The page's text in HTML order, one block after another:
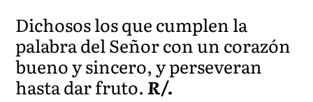
Dichosos los que cumplen la
palabra del Señor con un corazón
bueno y sincero, y perseveran
hasta dar fruto.R/.